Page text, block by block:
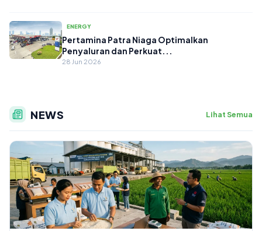
ENERGY
Pertamina Patra Niaga Optimalkan
Penyaluran dan Perkuat...
28 Jun 2026
NEWS Lihat Semua